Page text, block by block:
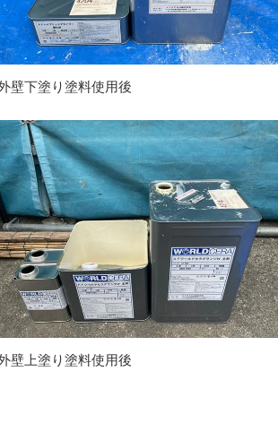
壁下塗り塗料使用後
壁上塗り塗料使用後